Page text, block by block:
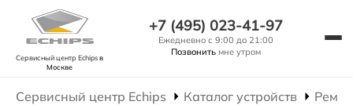
Сервисный центр Echipsв
Москве
+7 (495) 023-41-97
Ежедневно с 9:00 до 21:00
Позвонить мне утром
Сервисный центр Echips Каталог устройств